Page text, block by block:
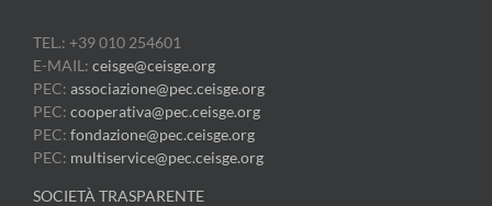
TEL.: +39 010 254601
E-MAIL: ceisge@ceisge.org
PEC: associazione@pec.ceisge.org
PEC: cooperativa@pec.ceisge.org
PEC: fondazione@pec.ceisge.org
PEC: multiservice@pec.ceisge.org
SOCIETÀ TRASPARENTE